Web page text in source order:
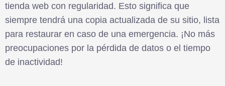
tienda web con regularidad. Esto significa que
siempre tendrá una copia actualizada de su sitio, lista
para restaurar en caso de una emergencia. ¡No más
preocupaciones por la pérdida de datos o el tiempo
de inactividad!